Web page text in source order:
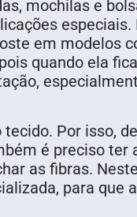
mochilas e
em modelos
quando ela
Por isso,
é preciso ter
as fibras.
para que